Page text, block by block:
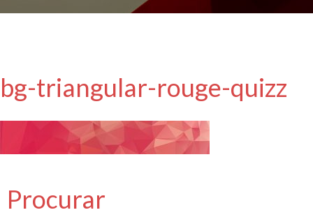
bg-triangular-rouge-quizz
Procurar